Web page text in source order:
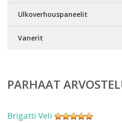
Ulkoverhouspaneelit
Vanerit
PARHAAT
Brigatti Veli